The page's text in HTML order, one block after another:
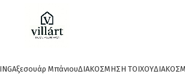
Αξεσουάρ ΜπάνιουΔΙΑΚΟΣΜΗΣΗ ΤΟΙΧΟΥ